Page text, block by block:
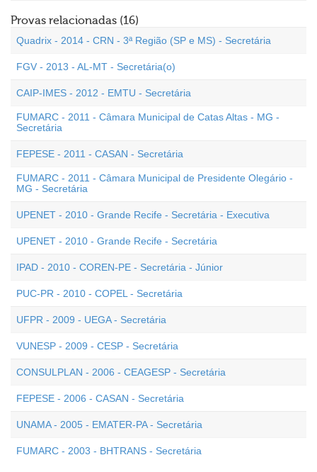
Provas relacionadas (16)
Quadrix - 2014 - CRN - 3ª Região (SP e MS) - Secretária
FGV - 2013 - AL-MT - Secretária(o)
CAIP-IMES - 2012 - EMTU - Secretária
FUMARC - 2011 - Câmara Municipal de Catas Altas - MG -
Secretária
FEPESE - 2011 - CASAN - Secretária
FUMARC - 2011 - Câmara Municipal de Presidente Olegário -
MG - Secretária
UPENET - 2010 - Grande Recife - Secretária - Executiva
UPENET - 2010 - Grande Recife - Secretária
IPAD - 2010 - COREN-PE - Secretária - Júnior
PUC-PR - 2010 - COPEL - Secretária
UFPR - 2009 - UEGA - Secretária
VUNESP - 2009 - CESP - Secretária
CONSULPLAN - 2006 - CEAGESP - Secretária
FEPESE - 2006 - CASAN - Secretária
UNAMA - 2005 - EMATER-PA - Secretária
FUMARC - 2003 - BHTRANS - Secretária